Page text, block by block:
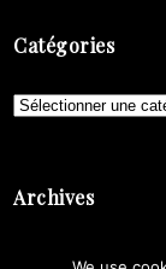
Catégories
Catégories
Archives